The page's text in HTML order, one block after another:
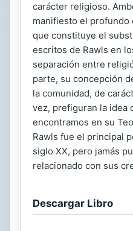
carácter religioso.
manifiesto el
que constituye el
escritos de Rawls en
separación entre
parte, su concepción
la comunidad, de
vez, prefiguran la idea
encontramos en su
Rawls fue el principal
siglo XX, pero jamás
relacionado con sus
Descargar Libro